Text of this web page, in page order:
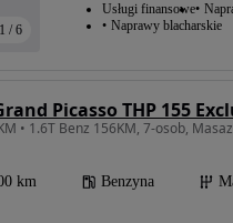
1 / 6
Usługi finansowe
Naprawy blacharskie
Picasso THP 155
km Benzyna